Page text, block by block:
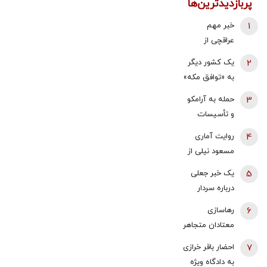
پربازدیدترین‌ها
خبر مهم
عراقچی از
نیروهای نظامی
و دریایی ایران و
عمان درباره
تنگه هرمز
1
یک کشور دیگر
به «توافق مکه»
ترکیه خیال
کرد
2
حمله به آرامکو
و تأسیسات
واکنش وزارت
انرژی عربستان
به آتش سوزی
در پالایشگاه
3
روایت آماری
مسعود نیلی از
1405؛ نرخ ارز،
شده و ۱۶‌
جمعیت زیر خط
4
یک خبر جعلی
درباره سردار
بمب اتم/ این
شایعه از هند
نشأت گرفت، به
سخنرانی
5
رهاسازی
معتادان متجاهر
شرایط سختی
6
احضار باقر خرازی
به دادگاه ویژه
7